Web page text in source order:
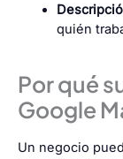
quién
Por qué
Google
Un negocio